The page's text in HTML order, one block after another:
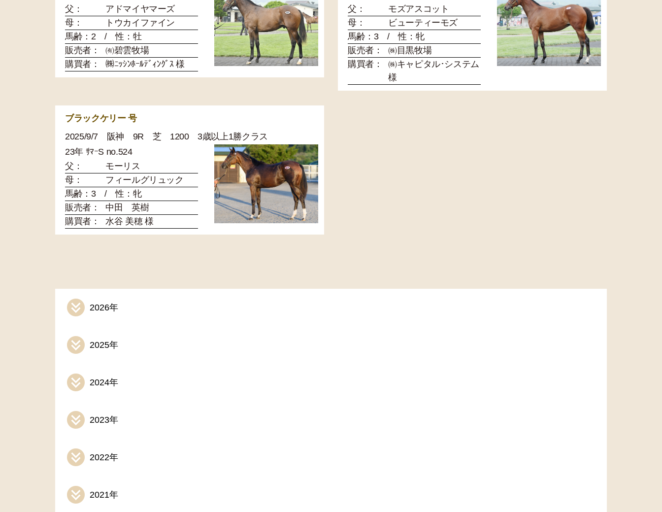
父：
アドマイヤマーズ
母：
トウカイファイン
馬齢：2 / 性：牡
販売者：
㈲碧雲牧場
購買者：
㈱ﾆｯｼﾝﾎｰﾙﾃﾞｨﾝｸﾞｽ 様
父：
モズアスコット
母：
ビューティーモズ
馬齢：3 / 性：牝
販売者：
㈱目黒牧場
購買者：
㈱キャピタル･システム
様
ブラックケリー 号
2025/9/7 阪神 9R 芝 1200 3歳以上1勝クラス
23年 ｻﾏｰS no.524
父：
モーリス
母：
フィールグリュック
馬齢：3 / 性：牝
販売者：
中田 英樹
購買者：
水谷 美穂 様
2026年
2025年
2024年
2023年
2022年
2021年